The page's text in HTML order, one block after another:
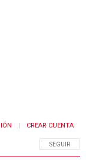
SIGA ESTA
SEGUIR
CREAR CUENTA